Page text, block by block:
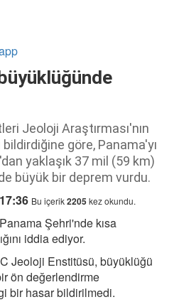
Jeoloji Araştırması'nın
göre, Panama'yı
yaklaşık 37 mil (59 km)
büyük bir deprem vurdu.
Bu içerik2205kez okundu.
Şehri'nde kısa
iddia ediyor.
Jeoloji Enstitüsü, büyüklüğü
ön değerlendirme
bir hasar bildirilmedi.